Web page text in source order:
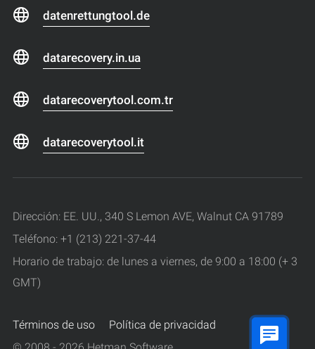
datenrettungtool.de
datarecovery.in.ua
datarecoverytool.com.tr
datarecoverytool.it
Dirección: EE. UU., 340 S Lemon AVE, Walnut CA 91789
Teléfono: +1 (213) 221-37-44
Horario de trabajo: de lunes a viernes, de 9:00 a 18:00 (+ 3
GMT)
Términos de uso
Política de privacidad